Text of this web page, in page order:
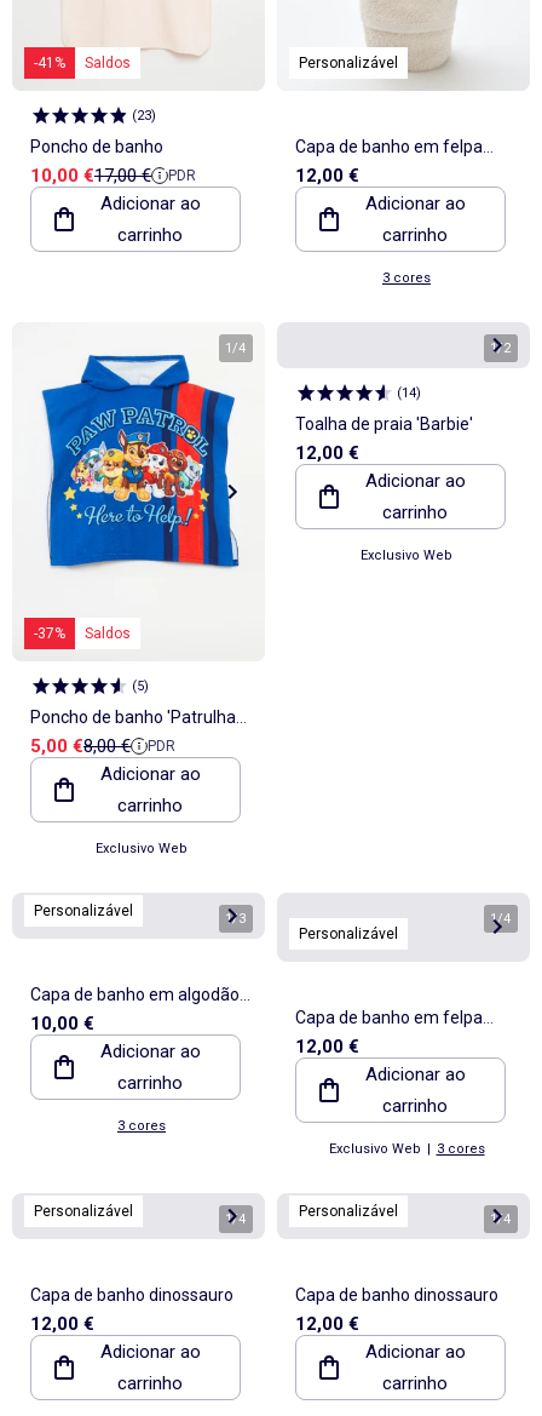
-41% Saldos
(23)
Poncho de banho
Preço de venda
10,00 €Preço de referência
17,00 € PDR
Adicionar ao
carrinho
Personalizável
Capa de banho em felpa
com orelhas de animais
12,00 €
Adicionar ao
carrinho
3 cores
-37% Saldos
1/4
(5)
Poncho de banho 'Patrulha
Pata' em felpa
Preço de venda
5,00 €Preço de referência
8,00 € PDR
Adicionar ao
carrinho
Exclusivo Web
1/2
(14)
Toalha de praia 'Barbie'
12,00 €
Adicionar ao
carrinho
Exclusivo Web
Personalizável 1/3
Capa de banho em algodão
62 x 104 cm
10,00 €
Adicionar ao
carrinho
3 cores
Personalizável
1/4
Capa de banho em felpa
com orelhas de animais
12,00 €
Adicionar ao
carrinho
Exclusivo Web | 3 cores
Personalizável 1/4
Capa de banho dinossauro
12,00 €
Adicionar ao
carrinho
Personalizável 1/4
Capa de banho dinossauro
12,00 €
Adicionar ao
carrinho